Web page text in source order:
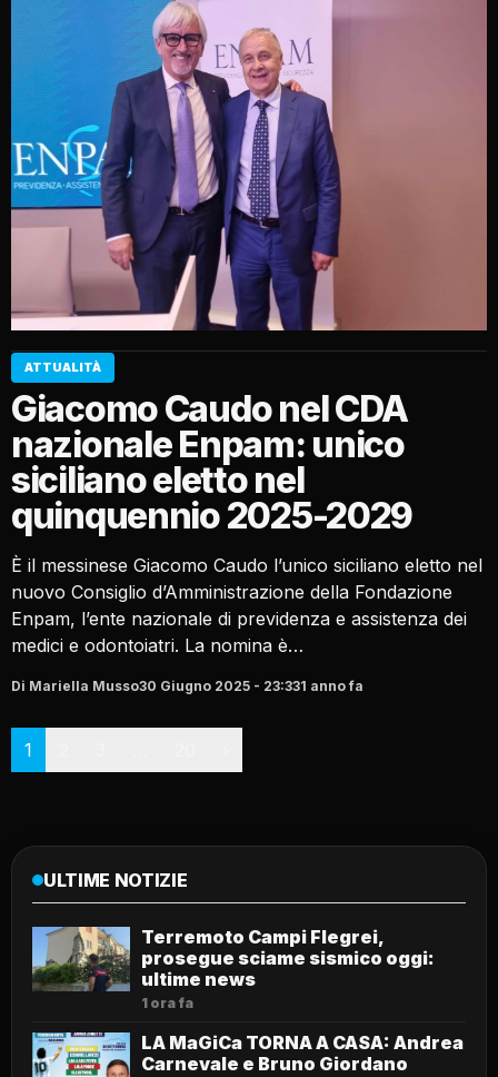
ATTUALITÀ
Giacomo Caudo nel CDA
nazionale Enpam: unico
siciliano eletto nel
quinquennio 2025-2029
È il messinese Giacomo Caudo l’unico siciliano eletto nel
nuovo Consiglio d’Amministrazione della Fondazione
Enpam, l’ente nazionale di previdenza e assistenza dei
medici e odontoiatri. La nomina è…
Di Mariella Musso30 Giugno 2025 - 23:331 anno fa
Paginazione
1
ULTIME NOTIZIE
Terremoto Campi Flegrei,
prosegue sciame sismico oggi:
ultime news
1 ora fa
LA MaGiCa TORNA A CASA: Andrea
Carnevale e Bruno Giordano